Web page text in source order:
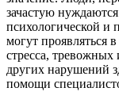
зачастую
психологической и
могут проявляться
стресса, тревожных
других нарушений
помощи